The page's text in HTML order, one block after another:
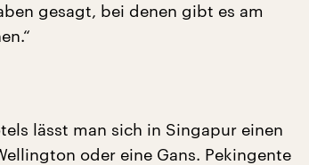
gesagt, bei denen gibt es am
lässt man sich in Singapur einen
oder eine Gans. Pekingente